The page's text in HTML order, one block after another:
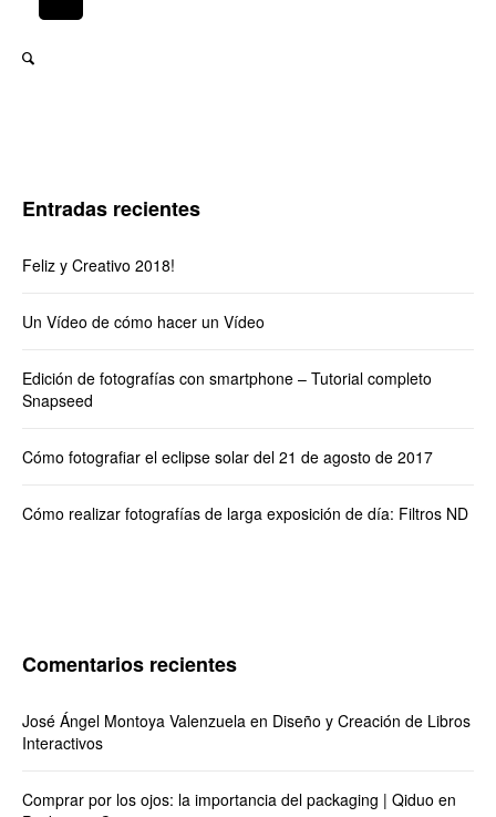
Entradas recientes
Feliz y Creativo 2018!
Un Vídeo de cómo hacer un Vídeo
Edición de fotografías con smartphone – Tutorial completo
Snapseed
Cómo fotografiar el eclipse solar del 21 de agosto de 2017
Cómo realizar fotografías de larga exposición de día: Filtros ND
Comentarios recientes
José Ángel Montoya Valenzuela en Diseño y Creación de Libros
Interactivos
Comprar por los ojos: la importancia del packaging | Qiduo en